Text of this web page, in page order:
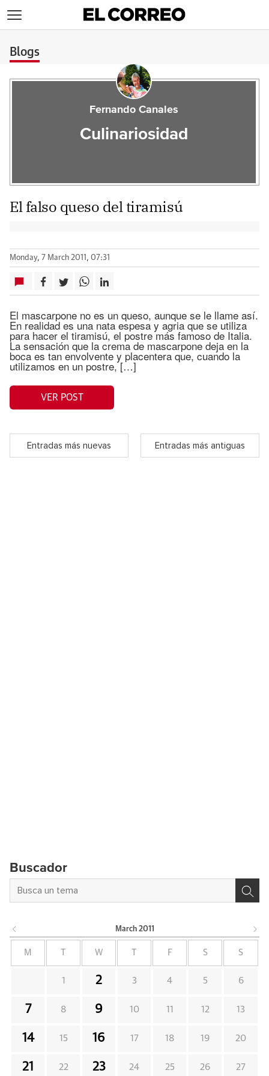
Blogs
Fernando Canales
Culinariosidad
El falso queso del tiramisú
Monday, 7 March 2011, 07:31
El mascarpone no es un queso, aunque se le llame así.
En realidad es una nata espesa y agria que se utiliza
para hacer el tiramisú, el postre más famoso de Italia.
La sensación que la crema de mascarpone deja en la
boca es tan envolvente y placentera que, cuando la
utilizamos en un postre, […]
VER POST
Entradas más nuevas Entradas más antiguas
Buscador
March 2011
M W F S S
1 2 3 4 5 6
7 8 9 10 11 12 13
14 15 16 17 18 19 20
21 22 23 24 25 26 27